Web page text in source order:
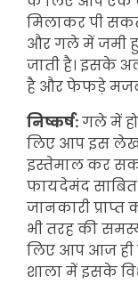
मिलाकर पी
और गले में जमी
जाती है। इसके
है और फेफड़े
निष्कर्ष:गले में
लिए आप इस लेख
इस्तेमाल कर
फायदेमंद साबित
जानकारी
भी तरह की
लिए आप आज ही
शाला में इसके